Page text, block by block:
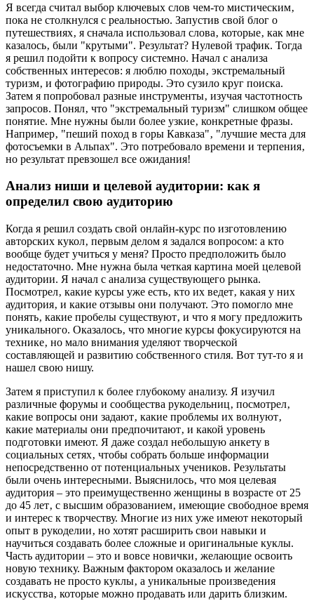
Я всегда считал выбор ключевых слов чем-то мистическим‚
пока не столкнулся с реальностью. Запустив свой блог о
путешествиях‚ я сначала использовал слова‚ которые‚ как мне
казалось‚ были "крутыми". Результат? Нулевой трафик. Тогда
я решил подойти к вопросу системно. Начал с анализа
собственных интересов: я люблю походы‚ экстремальный
туризм‚ и фотографию природы. Это сузило круг поиска.
Затем я попробовал разные инструменты‚ изучая частотность
запросов. Понял‚ что "экстремальный туризм" слишком общее
понятие. Мне нужны были более узкие‚ конкретные фразы.
Например‚ "пеший поход в горы Кавказа"‚ "лучшие места для
фотосъемки в Альпах". Это потребовало времени и терпения‚
но результат превзошел все ожидания!
Анализ ниши и целевой аудитории: как я
определил свою аудиторию
Когда я решил создать свой онлайн-курс по изготовлению
авторских кукол‚ первым делом я задался вопросом: а кто
вообще будет учиться у меня? Просто предположить было
недостаточно. Мне нужна была четкая картина моей целевой
аудитории. Я начал с анализа существующего рынка.
Посмотрел‚ какие курсы уже есть‚ кто их ведет‚ какая у них
аудитория‚ и какие отзывы они получают. Это помогло мне
понять‚ какие пробелы существуют‚ и что я могу предложить
уникального. Оказалось‚ что многие курсы фокусируются на
технике‚ но мало внимания уделяют творческой
составляющей и развитию собственного стиля. Вот тут-то я и
нашел свою нишу.
Затем я приступил к более глубокому анализу. Я изучил
различные форумы и сообщества рукодельниц‚ посмотрел‚
какие вопросы они задают‚ какие проблемы их волнуют‚
какие материалы они предпочитают‚ и какой уровень
подготовки имеют. Я даже создал небольшую анкету в
социальных сетях‚ чтобы собрать больше информации
непосредственно от потенциальных учеников. Результаты
были очень интересными. Выяснилось‚ что моя целевая
аудитория – это преимущественно женщины в возрасте от 25
до 45 лет‚ с высшим образованием‚ имеющие свободное время
и интерес к творчеству. Многие из них уже имеют некоторый
опыт в рукоделии‚ но хотят расширить свои навыки и
научиться создавать более сложные и оригинальные куклы.
Часть аудитории – это и вовсе новички‚ желающие освоить
новую технику. Важным фактором оказалось и желание
создавать не просто куклы‚ а уникальные произведения
искусства‚ которые можно продавать или дарить близким.